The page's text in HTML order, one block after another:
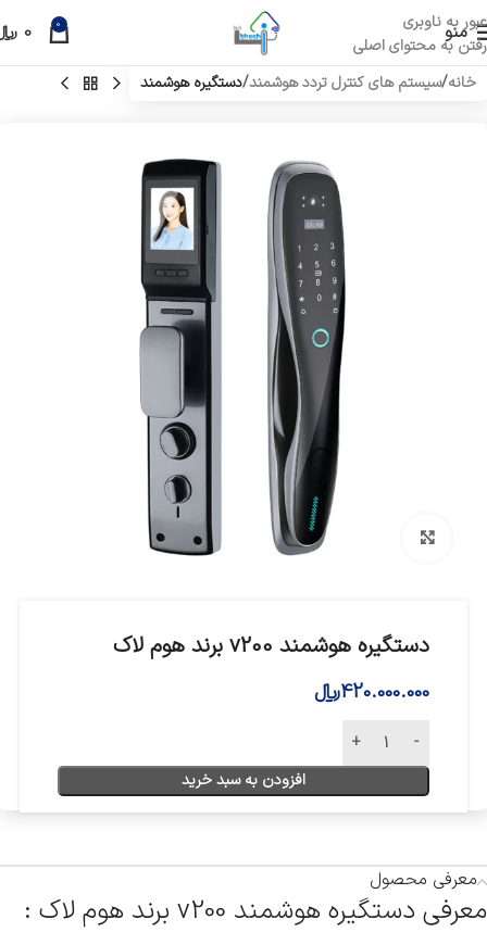
عبور به ناوبری
رفتن به محتوای اصلی
منو 0
0
خانه سیستم های کنترل تردد هوشمند دستگیره هوشمند
بزرگنمایی تصویر
دستگیره هوشمند v200 برند هوم لاک
420.000.000﷼
افزودن به سبد خرید
معرفی محصول
معرفی دستگیره هوشمند v200 برند هوم لاک :